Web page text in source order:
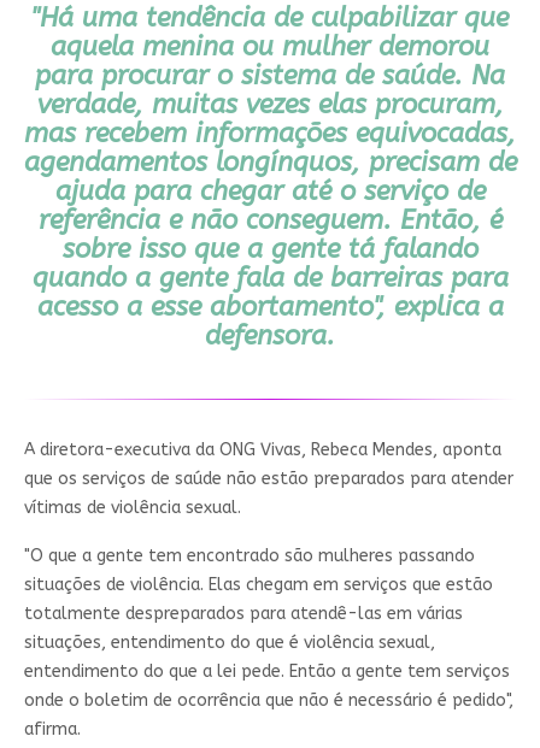
"Há uma tendência de culpabilizar que
aquela menina ou mulher demorou
para procurar o sistema de saúde. Na
verdade, muitas vezes elas procuram,
mas recebem informações equivocadas,
agendamentos longínquos, precisam de
ajuda para chegar até o serviço de
referência e não conseguem. Então, é
sobre isso que a gente tá falando
quando a gente fala de barreiras para
acesso a esse abortamento", explica a
defensora.
A diretora-executiva da ONG Vivas, Rebeca Mendes, aponta
que os serviços de saúde não estão preparados para atender
vítimas de violência sexual.
"O que a gente tem encontrado são mulheres passando
situações de violência. Elas chegam em serviços que estão
totalmente despreparados para atendê-las em várias
situações, entendimento do que é violência sexual,
entendimento do que a lei pede. Então a gente tem serviços
onde o boletim de ocorrência que não é necessário é pedido",
afirma.